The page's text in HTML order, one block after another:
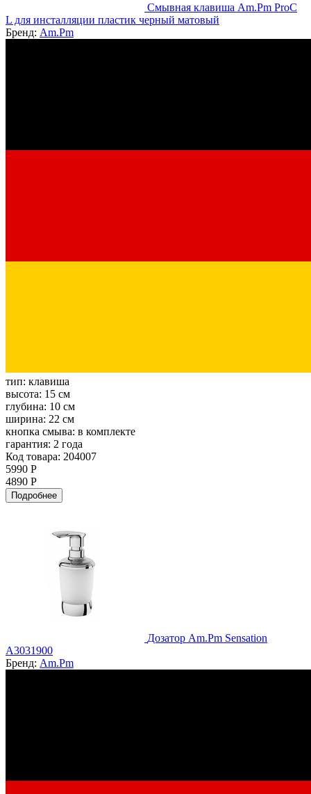
Смывная клавиша Am.Pm ProC
L для инсталляции пластик черный матовый
Бренд: Am.Pm
тип: клавиша
высота: 15 см
глубина: 10 см
ширина: 22 см
кнопка смыва: в комплекте
гарантия: 2 года
Код товара: 204007
5990 Р
4890 Р
Подробнее
Дозатор Am.Pm Sensation
A3031900
Бренд: Am.Pm